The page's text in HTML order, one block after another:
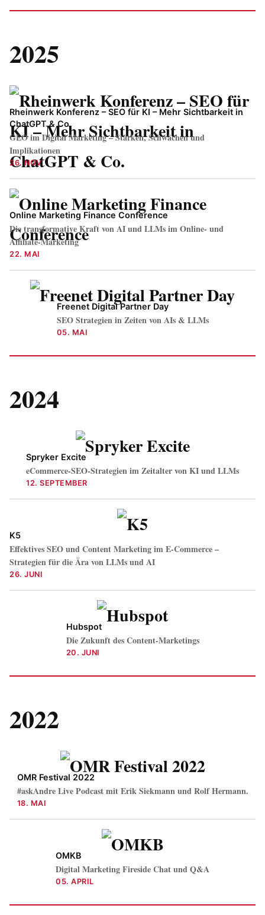
2025
Rheinwerk Konferenz – SEO für KI – Mehr Sichtbarkeit in
ChatGPT & Co.
GEO im Digital Marketing – Stärken, Schwächen und
Implikationen
26. NOV
Online Marketing Finance Conference
Die transformative Kraft von AI und LLMs im Online- und
Affiliate-Marketing
22. MAI
Freenet Digital Partner Day
SEO Strategien in Zeiten von AIs & LLMs
05. MAI
2024
Spryker Excite
eCommerce-SEO-Strategien im Zeitalter von KI und LLMs
12. SEPTEMBER
K5
Effektives SEO und Content Marketing im E-Commerce –
Strategien für die Ära von LLMs und AI
26. JUNI
Hubspot
Die Zukunft des Content-Marketings
20. JUNI
2022
OMR Festival 2022
#askAndre Live Podcast mit Erik Siekmann und Rolf Hermann.
18. MAI
OMKB
Digital Marketing Fireside Chat und Q&A
05. APRIL